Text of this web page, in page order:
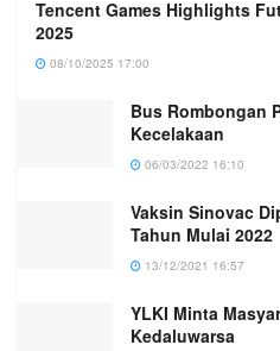
Tencent Games Highlights
2025
08/10/2025 17:00
Bus Rombongan
Kecelakaan
06/03/2022 16:10
Vaksin Sinovac
Tahun Mulai 2022
13/12/2021 16:57
YLKI Minta
Kedaluwarsa